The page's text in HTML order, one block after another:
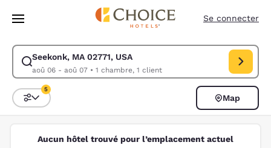
Sauter à Contenu Principal
Se connecter
Seekonk, MA 02771, USA
aoû 06 - aoû 07• 1 chambre, 1 client
Modifier la recherche pour Seekonk, MA 02771, USA. Date d’arrivée
Triez et filtrez
5
Map
Aucun hôtel trouvé pour l’emplacement actuel